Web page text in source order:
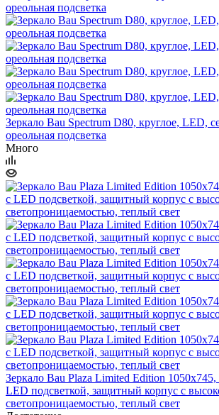
Зеркало Bau Spectrum D80, круглое, LED,
ореольная подсветка
Много
Зеркало Bau Plaza Limited Edition 1050х745,
LED подсветкой, защитный корпус с
светопроницаемостью, теплый свет